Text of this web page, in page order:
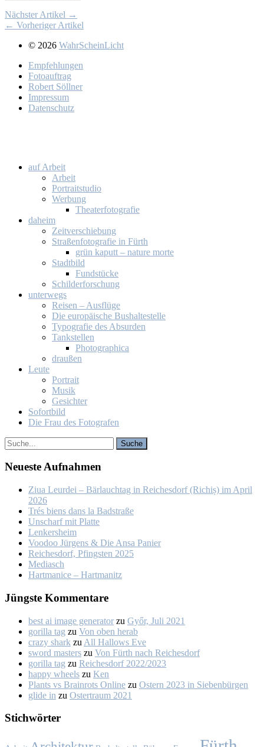
Nächster Artikel →
← Vorheriger Artikel
© 2026 WahrScheinLicht
Emp­feh­lun­gen
Fo­to­auf­trag
Ro­bert Söll­ner
Im­pres­sum
Da­ten­schutz
auf Ar­beit
Ar­beit
Por­trait­stu­dio
Wer­bung
Thea­ter­fo­to­gra­fie
da­heim
Zeit­ver­schie­bung
Stra­ßen­fo­to­gra­fie in Fürth
grün ka­putt – na­tu­re mor­te
Stadt­bild
Fund­stü­cke
Schil­der­for­schung
un­ter­wegs
Rei­sen – Aus­flü­ge
Die eu­ro­päi­sche Bus­hal­te­stel­le
Ty­po­gra­fie des Ab­sur­den
Tank­stel­len
Pho­to­gra­phi­ca
drau­ßen
Leu­te
Por­trait
Mu­sik
Ge­sich­ter
So­fort­bild
Die Frau des Fo­to­gra­fen
Neu­es­te Auf­nah­men
Ziua Leur­dei – Bär­lauch­tag in Rei­ches­dorf (Ri­chiș) im April
2026
Trés biens dans la Bad­stra­ße
Un­scharf mit Plat­te
Len­kers­heim
Voo­doo Jür­gens & Die An­sa Pa­nier
Rei­ches­dorf, Pfings­ten 2025
Me­dia­sch
Hart­ma­nice – Hart­ma­nitz
Jüngs­te Kom­men­ta­re
best ai image generator zu Győr, Ju­li 2021
gorilla tag zu Von oben her­ab
crazy shark zu All Hal­lows Eve
sword masters zu Von Fürth nach Rei­ches­dorf
gorilla tag zu Rei­ches­dorf 2022/2023
happy wheels zu Ken
Plants vs Brainrots Online zu Os­tern 2023 in Sie­ben­bür­gen
glide in zu Os­ter­traum 2021
Stich­wör­ter